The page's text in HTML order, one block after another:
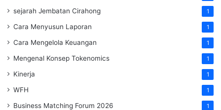
sejarah Jembatan Cirahong 1
Cara Menyusun Laporan 1
Cara Mengelola Keuangan 1
Mengenal Konsep Tokenomics 1
Kinerja 1
WFH 1
Business Matching Forum 2026 1